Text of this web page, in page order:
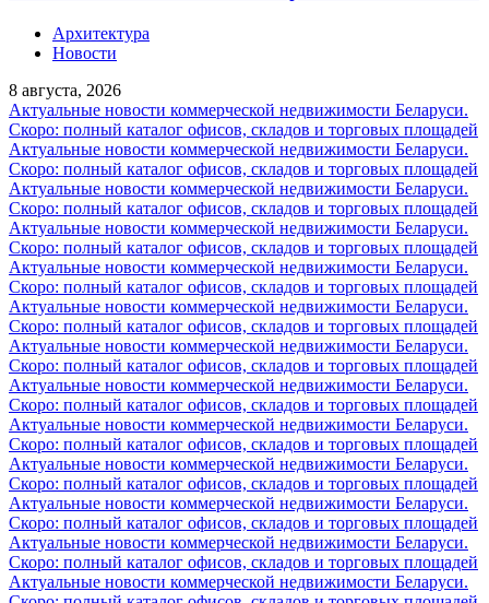
Архитектура
Новости
8 августа, 2026
Актуальные новости коммерческой недвижимости Беларуси.
Скоро: полный каталог офисов, складов и торговых площадей
Актуальные новости коммерческой недвижимости Беларуси.
Скоро: полный каталог офисов, складов и торговых площадей
Актуальные новости коммерческой недвижимости Беларуси.
Скоро: полный каталог офисов, складов и торговых площадей
Актуальные новости коммерческой недвижимости Беларуси.
Скоро: полный каталог офисов, складов и торговых площадей
Актуальные новости коммерческой недвижимости Беларуси.
Скоро: полный каталог офисов, складов и торговых площадей
Актуальные новости коммерческой недвижимости Беларуси.
Скоро: полный каталог офисов, складов и торговых площадей
Актуальные новости коммерческой недвижимости Беларуси.
Скоро: полный каталог офисов, складов и торговых площадей
Актуальные новости коммерческой недвижимости Беларуси.
Скоро: полный каталог офисов, складов и торговых площадей
Актуальные новости коммерческой недвижимости Беларуси.
Скоро: полный каталог офисов, складов и торговых площадей
Актуальные новости коммерческой недвижимости Беларуси.
Скоро: полный каталог офисов, складов и торговых площадей
Актуальные новости коммерческой недвижимости Беларуси.
Скоро: полный каталог офисов, складов и торговых площадей
Актуальные новости коммерческой недвижимости Беларуси.
Скоро: полный каталог офисов, складов и торговых площадей
Актуальные новости коммерческой недвижимости Беларуси.